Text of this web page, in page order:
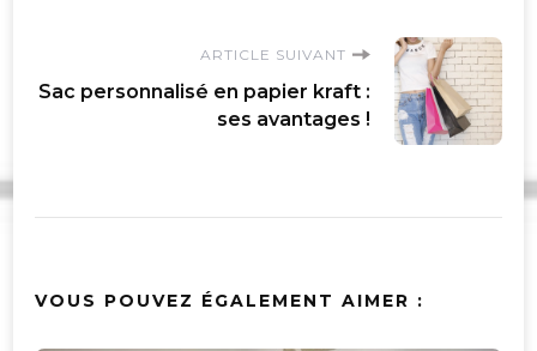
ARTICLE SUIVANT
Sac personnalisé en papier kraft :
ses avantages !
VOUS POUVEZ ÉGALEMENT AIMER :